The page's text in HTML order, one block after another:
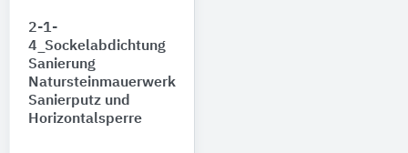
2-1-
4_Sockelabdichtung
Sanierung
Natursteinmauerwerk
Sanierputz und
Horizontalsperre